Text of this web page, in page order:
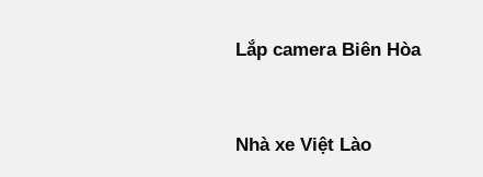
Lắp camera Biên Hòa
Nhà xe Việt Lào